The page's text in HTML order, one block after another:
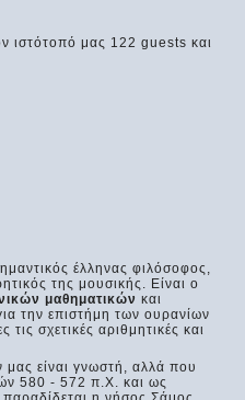
ιστότοπό μας 122 guests και
έλληναςφιλόσοφος ,
της μουσικής. Είναι ο
μαθηματικών και
την επιστήμη των ουρανίων
σχετικές αριθμητικές και
μας είναι γνωστή, αλλά που
580 - 572 π.Χ. και ως